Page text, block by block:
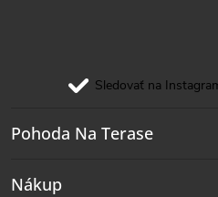
Sledovať na
Pohoda Na Terase
Nákup